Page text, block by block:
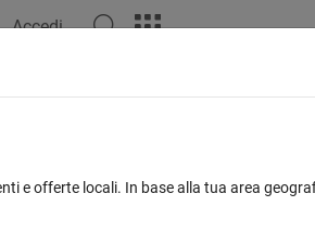
Accedi
e offerte locali. In base alla tua area